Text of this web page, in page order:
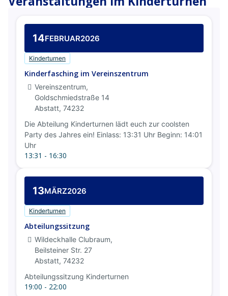
14FEBRUAR2026
Kinderturnen
Kinderfasching im Vereinszentrum
13:31 - 16:30
Vereinszentrum,
Goldschmiedstraße 14
Abstatt, 74232
Die Abteilung Kinderturnen lädt euch zur coolsten
Party des Jahres ein! Einlass: 13:31 Uhr Beginn: 14:01
Uhr
13MÄRZ2026
Kinderturnen
Abteilungssitzung
19:00 - 22:00
Wildeckhalle Clubraum,
Beilsteiner Str. 27
Abstatt, 74232
Abteilungssitzung Kinderturnen